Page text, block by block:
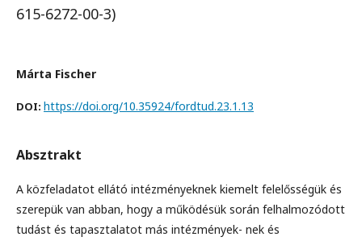
615-6272-00-3)
Márta Fischer
DOI: https://doi.org/10.35924/fordtud.23.1.13
Absztrakt
A közfeladatot ellátó intézményeknek kiemelt felelősségük és
szerepük van abban, hogy a működésük során felhalmozódott
tudást és tapasztalatot más intézmények- nek és